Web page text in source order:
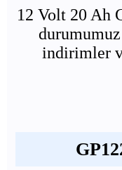
12 Volt 20 Ah
indirimler